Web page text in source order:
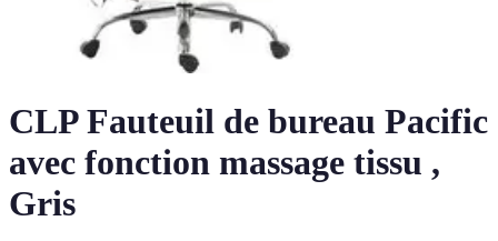
CLP Fauteuil de bureau Pacific
avec fonction massage tissu ,
Gris